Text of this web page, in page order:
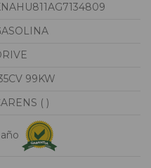
99KW
( )